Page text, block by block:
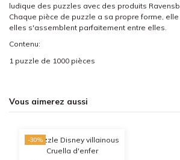
ludique des puzzles avec des produits
Chaque pièce de puzzle a sa propre forme,
elles s'assemblent parfaitement entre elles.
Contenu:
1 puzzle de 1000 pièces
Vous aimerez aussi
-30%